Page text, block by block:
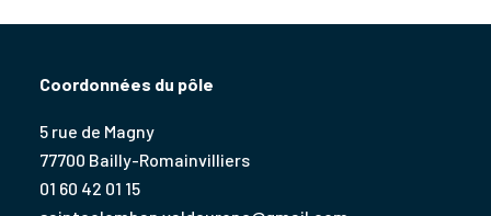
Coordonnées du pôle
5 rue de Magny
77700 Bailly-Romainvilliers
01 60 42 01 15